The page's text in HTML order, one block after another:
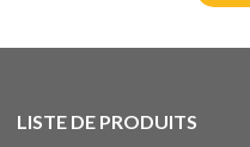
LISTE DE PRODUITS